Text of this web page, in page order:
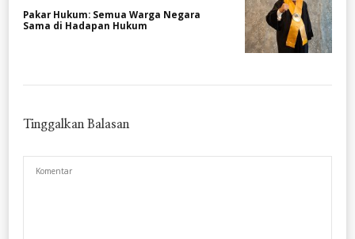
Pakar Hukum: Semua Warga Negara
Sama di Hadapan Hukum
Tinggalkan Balasan